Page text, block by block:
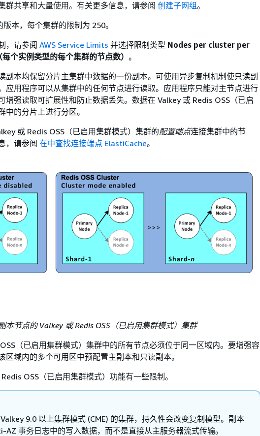
群共享和大量使用。有关更多信息，请参阅 创建子网组。
本，每个集群的限制为 250。
，请参阅 AWS Service Limits 并选择限制类型 Nodes per cluster per
个实例类型的每个集群的节点数） 。
副本均保留分片主集群中数据的一份副本。可使用异步复制机制使只读副
应用程序可以从集群中的任何节点进行读取。应用程序只能对主节点进行
增强读取可扩展性和防止数据丢失。数据在 Valkey 或 Redis OSS（已启
中的分片上进行分区。
或 Redis OSS（已启用集群模式）集群的配置端点连接集群中的节
，请参阅 在中查找连接端点 ElastiCache。
本节点的 Valkey 或 Redis OSS（已启用集群模式）集群
（已启用集群模式）集群中的所有节点必须位于同一区域内。要增强容
区域内的多个可用区中预配置主副本和只读副本。
OSS（已启用集群模式）功能有一些限制。
9.0 以上集群模式 (CME) 的集群，持久性会改变复制模型。副本
AZ 事务日志中的写入数据，而不是直接从主服务器流式传输。